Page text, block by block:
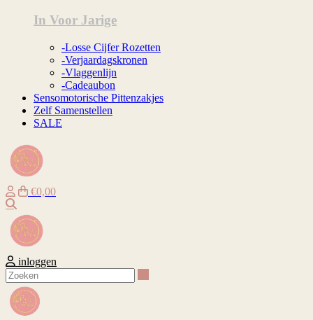
In Voor Jarige
-Losse Cijfer Rozetten
-Verjaardagskronen
-Vlaggenlijn
-Cadeaubon
Sensomotorische Pittenzakjes
Zelf Samenstellen
SALE
€0,00
inloggen